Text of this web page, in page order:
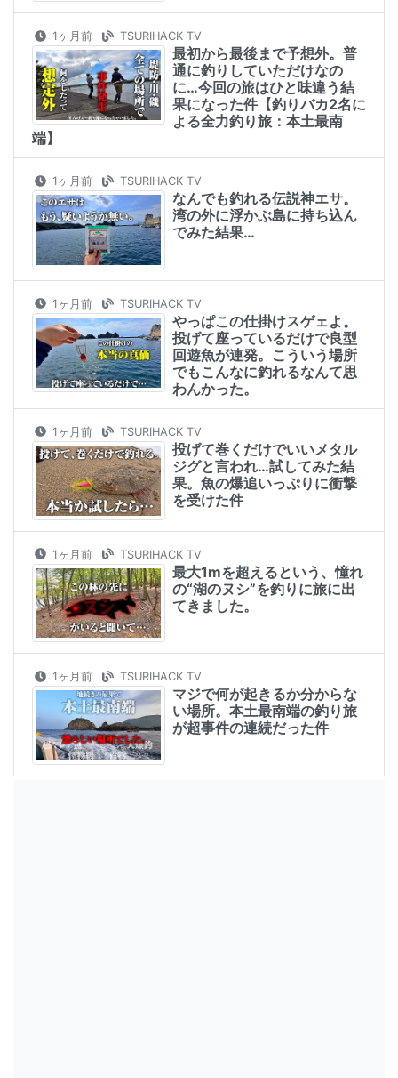
1ヶ月前 TSURIHACK TV
最初から最後まで予想外。普
通に釣りしていただけなの
に…今回の旅はひと味違う結
果になった件【釣りバカ2名に
よる全力釣り旅：本土最南
端】
1ヶ月前 TSURIHACK TV
なんでも釣れる伝説神エサ。
湾の外に浮かぶ島に持ち込ん
でみた結果…
1ヶ月前 TSURIHACK TV
やっぱこの仕掛けスゲェよ。
投げて座っているだけで良型
回遊魚が連発。こういう場所
でもこんなに釣れるなんて思
わんかった。
1ヶ月前 TSURIHACK TV
投げて巻くだけでいいメタル
ジグと言われ…試してみた結
果。魚の爆追いっぷりに衝撃
を受けた件
1ヶ月前 TSURIHACK TV
最大1mを超えるという、憧れ
の“湖のヌシ”を釣りに旅に出
てきました。
1ヶ月前 TSURIHACK TV
マジで何が起きるか分からな
い場所。本土最南端の釣り旅
が超事件の連続だった件